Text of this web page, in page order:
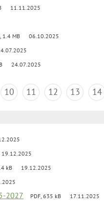
11.11.2025
1.4 MB 06.10.2025
24.07.2025
10 11 12 13 14
19.12.2025
kB 19.12.2025
2027 PDF, 635 kB 17.11.2025